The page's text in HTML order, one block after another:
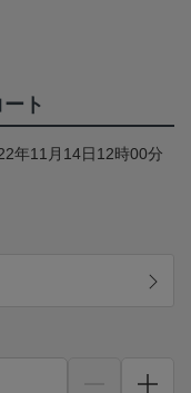
ト
年11月14日12時00分